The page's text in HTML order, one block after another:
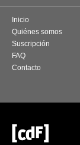
Inicio
Quiénes somos
Suscripción
FAQ
Contacto